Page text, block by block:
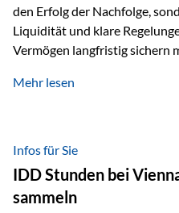
den Erfolg der Nachfolge,
Liquidität und klare
Vermögen langfristig sichern
„Erfolgsformel Liechtenstein“,
Vermögensschutz
Warum klassische
Vermögen werden erst im
Problemen führen: Hohe
Mehr lesen
Infos für Sie
IDD Stunden bei
sammeln